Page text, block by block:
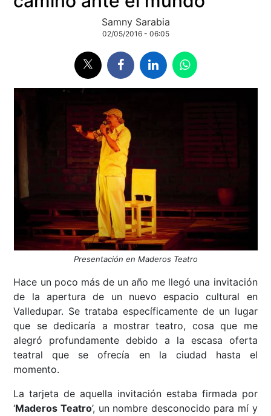
Samny Sarabia
02/05/2016 - 06:05
Presentación en Maderos Teatro
Hace un poco más de un año me llegó una invitación
de la apertura de un nuevo espacio cultural en
Valledupar. Se trataba específicamente de un lugar
que se dedicaría a mostrar teatro, cosa que me
alegró profundamente debido a la escasa oferta
teatral que se ofrecía en la ciudad hasta el
momento.
La tarjeta de aquella invitación estaba firmada por
‘Maderos Teatro’, un nombre desconocido para mí y